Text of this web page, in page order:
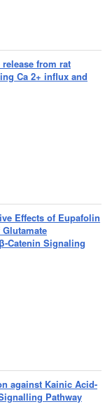
from rat
Ca 2+ influx and
Effects of Eupafolin
Catenin Signaling
against Kainic Acid-
Pathway